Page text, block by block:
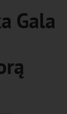
Gala